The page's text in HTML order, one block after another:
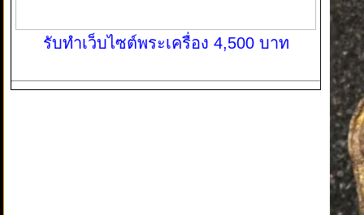
รับทำเว็บไซต์พระเครื่อง 4,500 บาท